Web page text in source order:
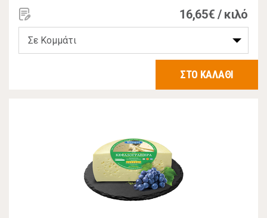
16,65€ / κιλό
ΣΤΟ ΚΑΛΑΘΙ